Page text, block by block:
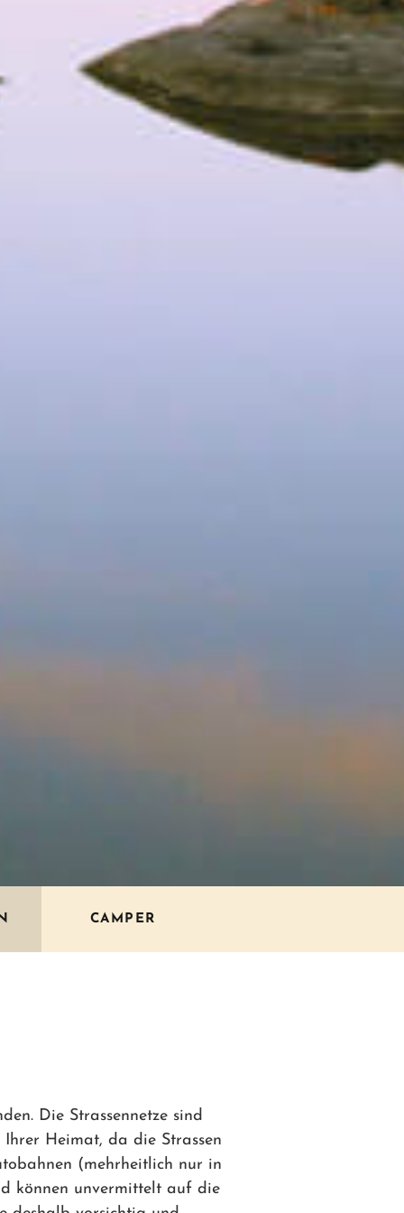
CAMPER
Die Strassennetze sind
Heimat, da die Strassen
(mehrheitlich nur in
können unvermittelt auf die